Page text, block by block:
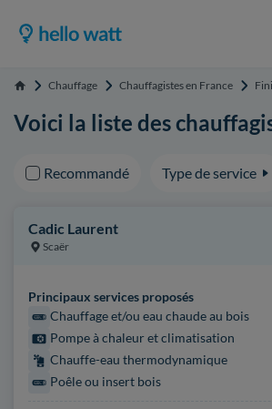
Accueil Chauffage Chauffagistes en France
Voici la liste des
Recommandé Type de service
Cadic Laurent
Scaër
Principaux services proposés
Chauffage et/ou eau chaude au bois
Pompe à chaleur et climatisation
Chauffe-eau thermodynamique
Poêle ou insert bois